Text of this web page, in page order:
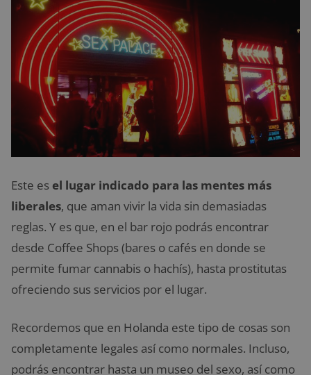
Este es el lugar indicado para las mentes más
liberales, que aman vivir la vida sin demasiadas
reglas. Y es que, en el bar rojo podrás encontrar
desde Coffee Shops (bares o cafés en donde se
permite fumar cannabis o hachís), hasta prostitutas
ofreciendo sus servicios por el lugar.
Recordemos que en Holanda este tipo de cosas son
completamente legales así como normales. Incluso,
podrás encontrar hasta un museo del sexo, así como